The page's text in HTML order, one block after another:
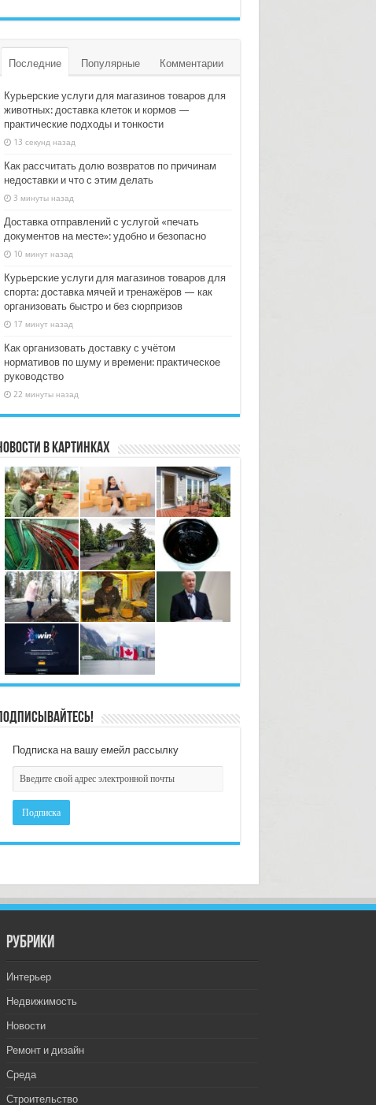
Последние Популярные Комментарии
Курьерские услуги для магазинов товаров для
животных: доставка клеток и кормов —
практические подходы и тонкости
13 секунд назад
Как рассчитать долю возвратов по причинам
недоставки и что с этим делать
3 минуты назад
Доставка отправлений с услугой «печать
документов на месте»: удобно и безопасно
10 минут назад
Курьерские услуги для магазинов товаров для
спорта: доставка мячей и тренажёров — как
организовать быстро и без сюрпризов
17 минут назад
Как организовать доставку с учётом
нормативов по шуму и времени: практическое
руководство
22 минуты назад
в картинках
Подписка на вашу емейл рассылку
РУбрики
Интерьер
Недвижимость
Новости
Ремонт и дизайн
Среда
Строительство